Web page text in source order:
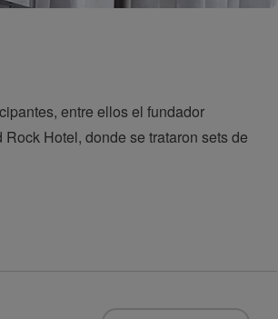
entre ellos el fundador
Hotel, donde se trataron sets de